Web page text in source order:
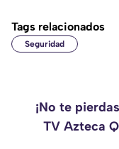
Tags relacionados
Seguridad
¡No te
TV Azteca